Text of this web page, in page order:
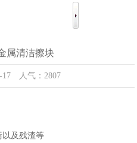
属清洁擦块
17 人气：2807
以及残渣等